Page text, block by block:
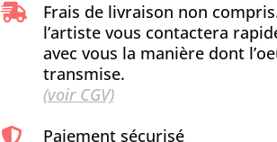

Frais de livraison non
l’artiste vous contactera
avec vous la manière dont
transmise.
(voir CGV)
 Paiement sécurisé